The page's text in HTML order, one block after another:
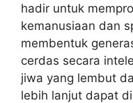
hadir untuk
kemanusiaan dan
membentuk
cerdas secara
jiwa yang lembut
lebih lanjut dapat